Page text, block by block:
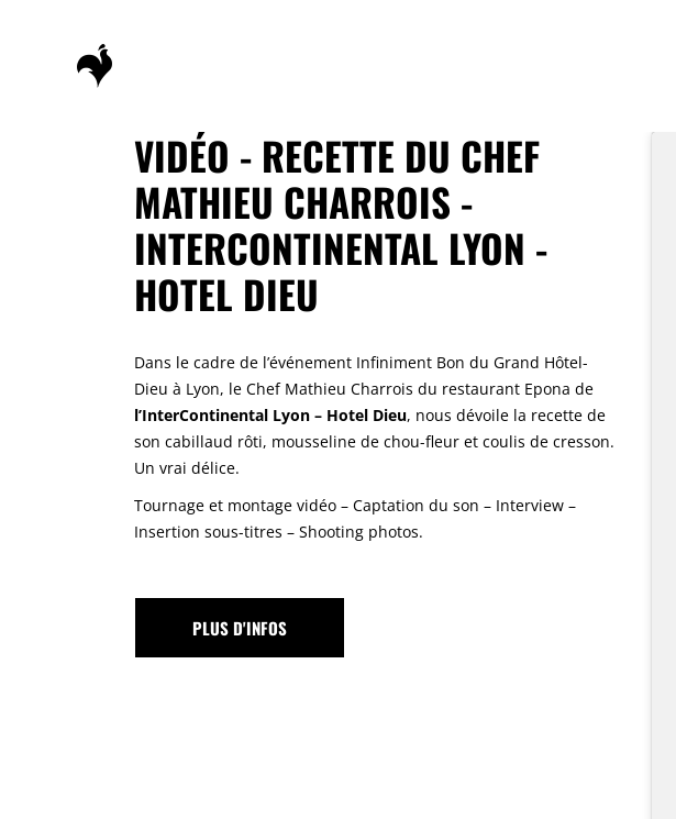
VIDÉO - RECETTE DU CHEF
MATHIEU CHARROIS -
INTERCONTINENTAL LYON -
HOTEL DIEU
Dans le cadre de l’événement Infiniment Bon du Grand Hôtel-
Dieu à Lyon, le Chef Mathieu Charrois du restaurant Epona de
l’InterContinental Lyon – Hotel Dieu, nous dévoile la recette de
son cabillaud rôti, mousseline de chou-fleur et coulis de cresson.
Un vrai délice.
Tournage et montage vidéo – Captation du son – Interview –
Insertion sous-titres – Shooting photos.